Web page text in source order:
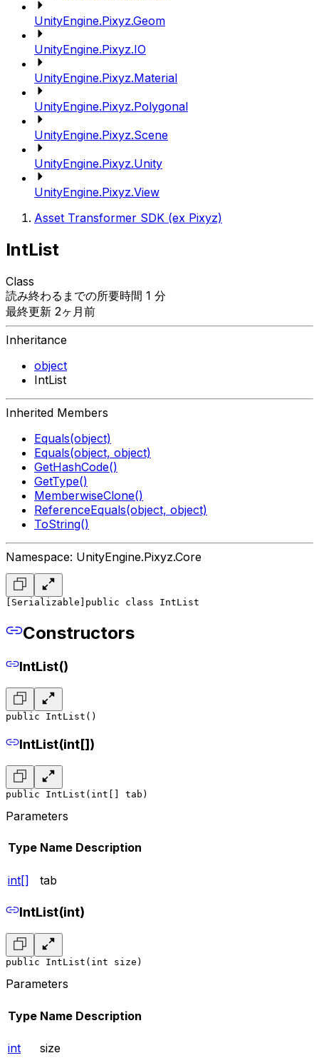
UnityEngine.Pixyz.Geom
UnityEngine.Pixyz.IO
UnityEngine.Pixyz.Material
UnityEngine.Pixyz.Polygonal
UnityEngine.Pixyz.Scene
UnityEngine.Pixyz.Unity
UnityEngine.Pixyz.View
Asset Transformer SDK (ex Pixyz)
IntList
Class
読み終わるまでの所要時間 1 分
最終更新 2ヶ月前
Inheritance
object
IntList
Inherited Members
Equals(object)
Equals(object, object)
GetHashCode()
GetType()
MemberwiseClone()
ReferenceEquals(object, object)
ToString()
Namespace: UnityEngine.Pixyz.Core
[Serializable] public class IntList
Constructors
IntList()
public IntList()
IntList(int[])
public IntList(int[] tab)
Parameters
Type Name Description
int[] tab
IntList(int)
public IntList(int size)
Parameters
Type Name Description
int size